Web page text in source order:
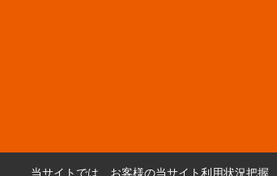
当サイトでは、お客様の当サイト利用状況把握